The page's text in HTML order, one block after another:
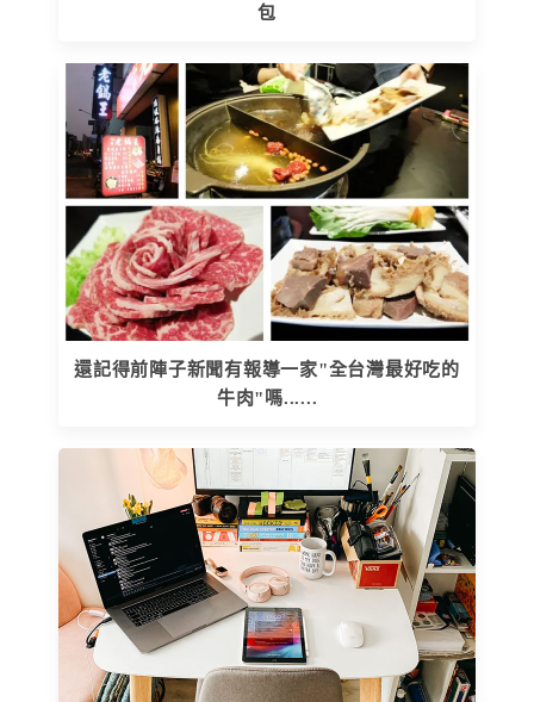
包
還記得前陣子新聞有報導一家"全台灣最好吃的
牛肉"嗎......